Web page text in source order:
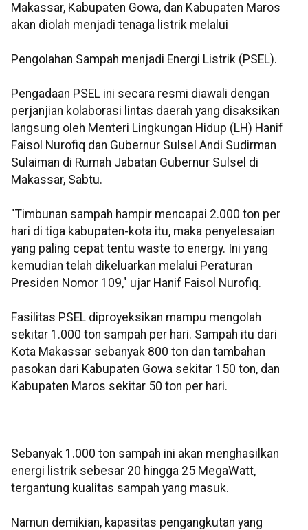
Makassar, Kabupaten Gowa, dan Kabupaten Maros
akan diolah menjadi tenaga listrik melalui
Pengolahan Sampah menjadi Energi Listrik (PSEL).
Pengadaan PSEL ini secara resmi diawali dengan
perjanjian kolaborasi lintas daerah yang disaksikan
langsung oleh Menteri Lingkungan Hidup (LH) Hanif
Faisol Nurofiq dan Gubernur Sulsel Andi Sudirman
Sulaiman di Rumah Jabatan Gubernur Sulsel di
Makassar, Sabtu.
"Timbunan sampah hampir mencapai 2.000 ton per
hari di tiga kabupaten-kota itu, maka penyelesaian
yang paling cepat tentu waste to energy. Ini yang
kemudian telah dikeluarkan melalui Peraturan
Presiden Nomor 109," ujar Hanif Faisol Nurofiq.
Fasilitas PSEL diproyeksikan mampu mengolah
sekitar 1.000 ton sampah per hari. Sampah itu dari
Kota Makassar sebanyak 800 ton dan tambahan
pasokan dari Kabupaten Gowa sekitar 150 ton, dan
Kabupaten Maros sekitar 50 ton per hari.
Sebanyak 1.000 ton sampah ini akan menghasilkan
energi listrik sebesar 20 hingga 25 MegaWatt,
tergantung kualitas sampah yang masuk.
Namun demikian, kapasitas pengangkutan yang